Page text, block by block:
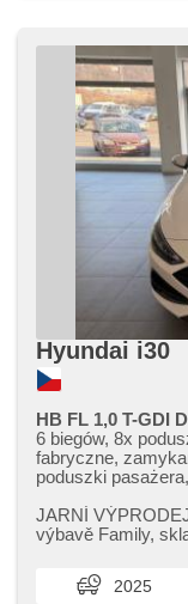
lusterka, el.
immobilizer,
zamek, fotele
ciśnienia opon,
automatyczne
USB, AUX, radio
termometr
dzielona,
pohon, wzdłużna
starter
Hyundai i30
HB FL 1,0 T-GDI
6 biegów, 8x
fabryczne,
poduszki
klimatyzacja, felgi
wielofunkcyjna,
układu
(ASR), nawigacja
JARNÍ
výbavě Family,​
2025